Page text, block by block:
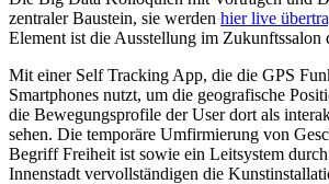
zentraler Baustein, sie werden hier live
Element ist die Ausstellung im Zukunftssalon
Mit einer Self Tracking App, die die GPS
Smartphones nutzt, um die geografische
die Bewegungsprofile der User dort als
sehen. Die temporäre Umfirmierung von
Begriff Freiheit ist sowie ein Leitsystem
Innenstadt vervollständigen die